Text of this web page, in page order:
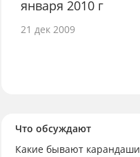
января 2010 г
21 дек 2009
Что обсуждают
Какие бывают карандаши